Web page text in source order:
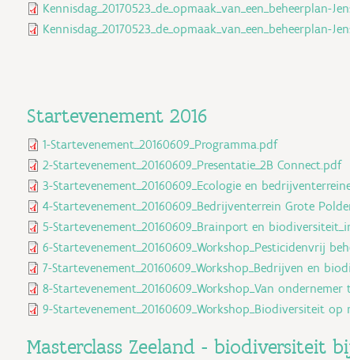
Kennisdag_20170523_de_opmaak_van_een_beheerplan-
Kennisdag_20170523_de_opmaak_van_een_beheerplan-
Startevenement 2016
1-Startevenement_20160609_Programma.pdf
2-Startevenement_20160609_Presentatie_2B Connect.pdf
3-Startevenement_20160609_Ecologie en
4-Startevenement_20160609_Bedrijventerrein Grote
5-Startevenement_20160609_Brainport en
6-Startevenement_20160609_Workshop_Pesticidenvrij
7-Startevenement_20160609_Workshop_Bedrijven en
8-Startevenement_20160609_Workshop_Van
9-Startevenement_20160609_Workshop_Biodiversiteit
Masterclass Zeeland - biodiversiteit